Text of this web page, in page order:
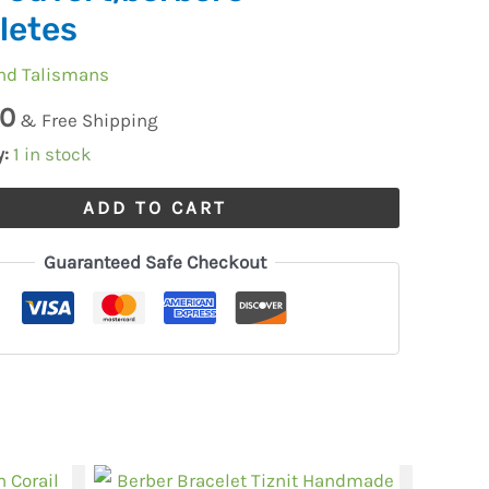
Talismans
& Free Shipping
1 in stock
ADD TO CART
Guaranteed Safe Checkout